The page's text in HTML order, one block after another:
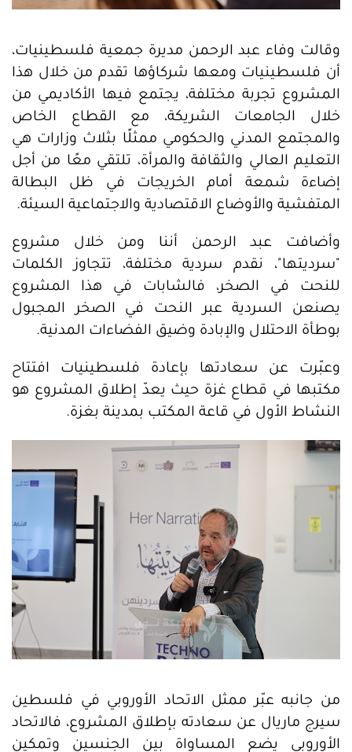
وقالت وفاء عبد الرحمن مديرة جمعية فلسطينيات،
أن فلسطينيات ومعها شركاؤها تقدم من خلال هذا
المشروع تجربة مختلفة، يجتمع فيها الأكاديمي من
خلال الجامعات الشريكة، مع القطاع الخاص
والمجتمع المدني والحكومي ممثلًا بثلاث وزارات هي
التعليم العالي والثقافة والمرأة، تلتقي معًا من أجل
إضاءة شمعة أمام الخريجات في ظل البطالة
المتفشية والأوضاع الاقتصادية والاجتماعية السيئة.
وأضافت عبد الرحمن أننا ومن خلال مشروع
"سرديتها"، نقدم سردية مختلفة، تتجاوز الكلمات
للنحت في الصخر، فالشابات في هذا المشروع
يصنعن السردية عبر النحت في الصخر المجبول
بوطأة الاحتلال والإبادة وضيق الفضاءات المدنية.
وعبّرت عن سعادتها بإعادة فلسطينيات افتتاح
مكتبها في قطاع غزة حيث يعدّ إطلاق المشروع هو
النشاط الأول في قاعة المكتب بمدينة بغزة.
من جانبه عبّر ممثل الاتحاد الأوروبي في فلسطين
سيرج ماريال عن سعادته بإطلاق المشروع، فالاتحاد
الأوروبي يضع المساواة بين الجنسين وتمكين